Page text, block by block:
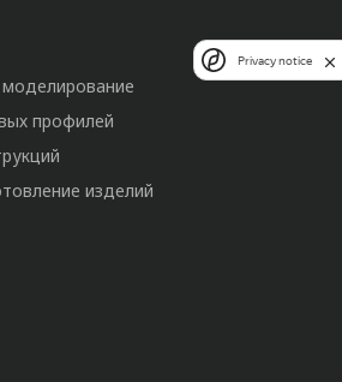
профилей
изделий
Privacy notice